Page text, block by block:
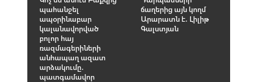
պահանջել
ապօրինաբար
կալանավորված
բոլոր հայ
ռազմագերիների
անհապաղ ազատ
արձակումը․
պատգամավոր
ճաղերից այն կողմ
Արարատն է․ Լիլիթ
Գալստյան